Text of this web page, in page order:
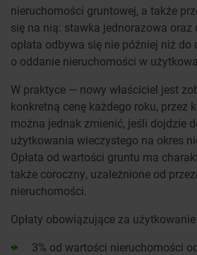
nieruchomości gruntowej, a także
się na nią: stawka jednorazowa oraz
opłata odbywa się nie później niż
o oddanie nieruchomości w
W praktyce — nowy właściciel jest
konkretną cenę każdego roku, przez
można jednak zmienić, jeśli dojdzie
użytkowania wieczystego na okres
Opłata od wartości gruntu ma
także coroczny, uzależnione od
nieruchomości.
Opłaty obowiązujące za
3% od wartości nieruchomości